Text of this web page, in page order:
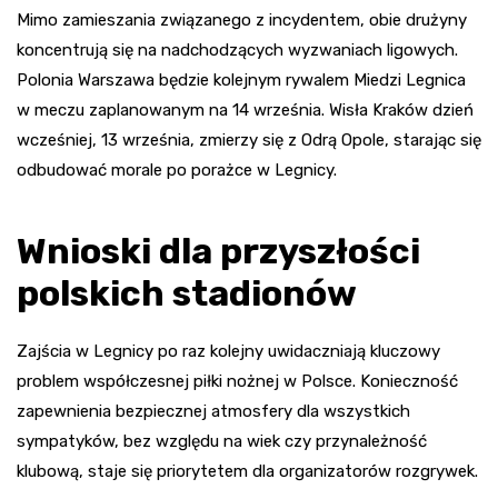
Mimo zamieszania związanego z incydentem, obie drużyny
koncentrują się na nadchodzących wyzwaniach ligowych.
Polonia Warszawa będzie kolejnym rywalem Miedzi Legnica
w meczu zaplanowanym na 14 września. Wisła Kraków dzień
wcześniej, 13 września, zmierzy się z Odrą Opole, starając się
odbudować morale po porażce w Legnicy.
Wnioski dla przyszłości
polskich stadionów
Zajścia w Legnicy po raz kolejny uwidaczniają kluczowy
problem współczesnej piłki nożnej w Polsce. Konieczność
zapewnienia bezpiecznej atmosfery dla wszystkich
sympatyków, bez względu na wiek czy przynależność
klubową, staje się priorytetem dla organizatorów rozgrywek.